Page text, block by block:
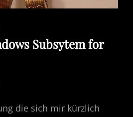
Subsytem for
die sich mir kürzlich